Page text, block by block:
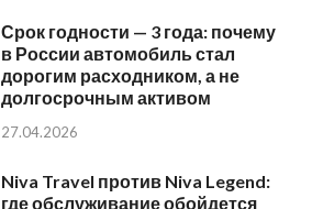
Срок годности — 3 года: почему
в России автомобиль стал
дорогим расходником, а не
долгосрочным активом
27.04.2026
Niva Travel против Niva Legend:
где обслуживание обойдется